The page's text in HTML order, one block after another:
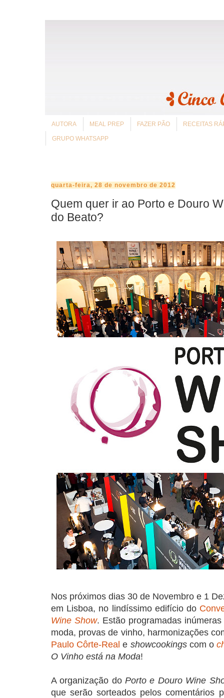
AUTORA MEAL PREP FAZER PÃO RECEITAS
GRUPO WHATSAPP
quarta-feira, 28 de novembro de 2012
Quem quer ir ao Porto e Douro
do Beato?
Nos próximos dias 30 de Novembro e 1
em Lisboa, no lindíssimo edifício do
Wine Show. Estão programadas
moda, provas de vinho, harmonizações
Paulo Côrte-Real e showcookingscom o
O Vinho está na Moda!
A organização doPorto e Douro Wine
que serão sorteados pelos comentários